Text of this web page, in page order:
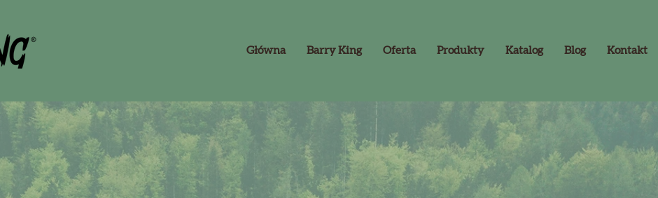
Główna Barry King Oferta Produkty Katalog Blog Kontakt